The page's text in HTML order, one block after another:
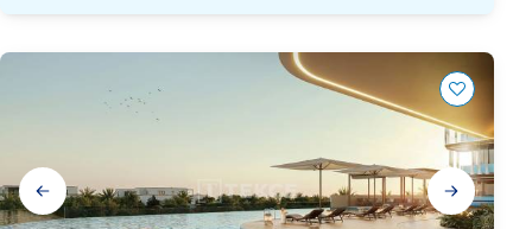
Galerij
navigatie